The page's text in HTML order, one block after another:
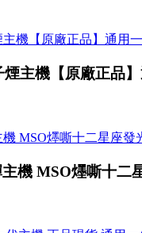
主機【原廠正品
機 MSO爅嘶十二